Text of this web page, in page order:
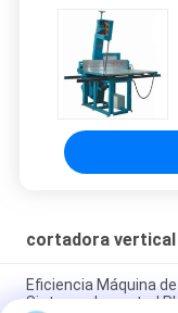
cortadora vertical
Eficiencia Máquina
Sistema de control